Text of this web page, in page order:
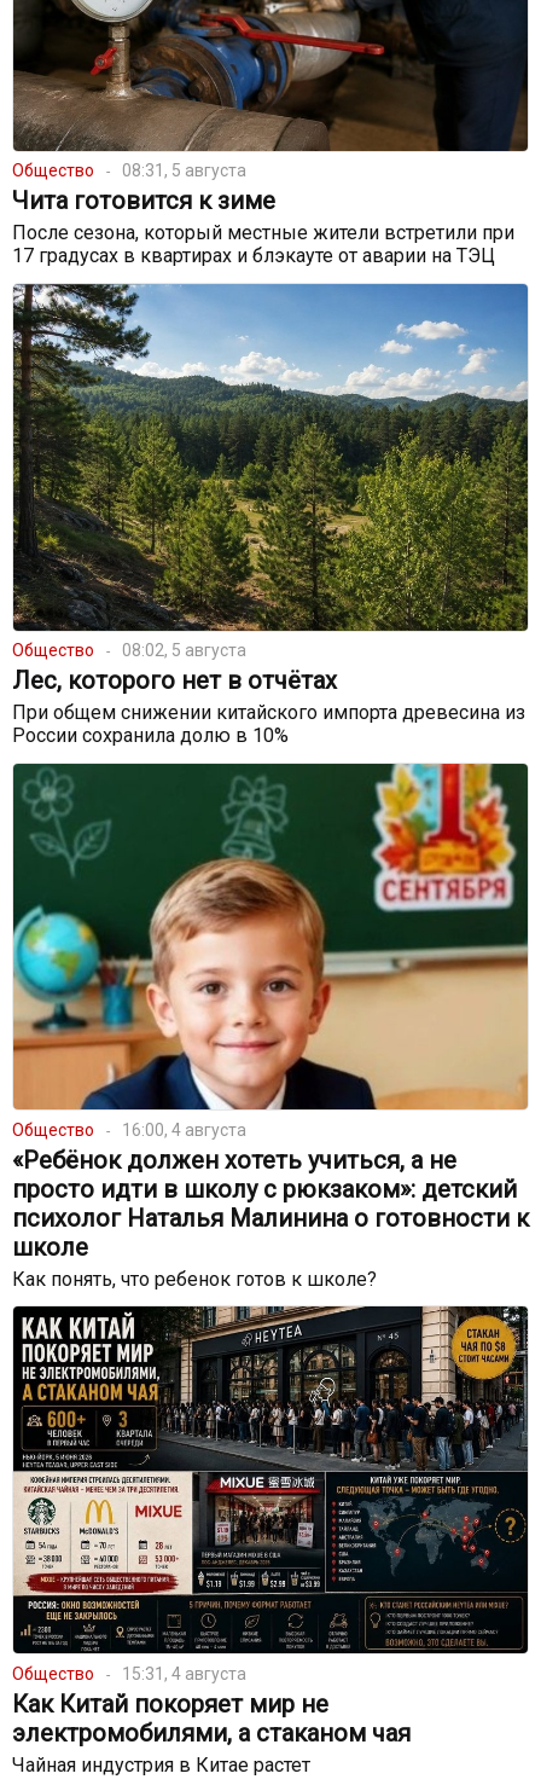
Общество 08:31, 5 августа
Чита готовится к зиме
После сезона, который местные жители встретили при
17 градусах в квартирах и блэкауте от аварии на ТЭЦ
Общество 08:02, 5 августа
Лес, которого нет в отчётах
При общем снижении китайского импорта древесина из
России сохранила долю в 10%
Общество 16:00, 4 августа
«Ребёнок должен хотеть учиться, а не
просто идти в школу с рюкзаком»: детский
психолог Наталья Малинина о готовности к
школе
Как понять, что ребенок готов к школе?
Общество 15:31, 4 августа
Как Китай покоряет мир не
электромобилями, а стаканом чая
Чайная индустрия в Китае растет